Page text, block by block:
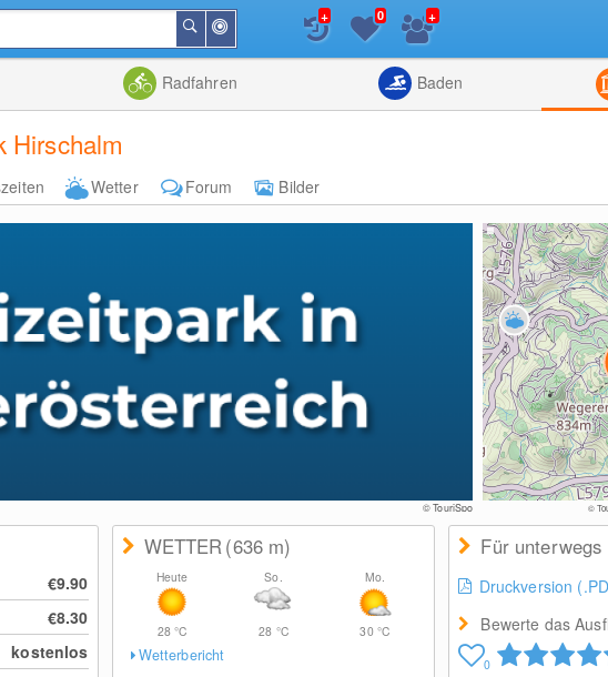
der
Nähe
Suchen
Listenansicht
+ 0 +
Radfahren Baden
Hirschalm
Wetter Forum
Bilder
© TouriSpo ©
€9.90
€8.30
kostenlos
WETTER(636 m)
Heute
28°C
So.
28 °C
Mo.
30 °C
Wetterbericht
Für unterwegs
Druckversion
Bewerte das
0